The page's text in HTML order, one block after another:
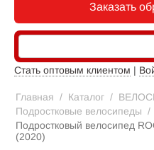
Заказать
Стать оптовым клиентом |
Главная / Каталог /
Подростковые велосипеды /
Подростковый велосипед
(2020)